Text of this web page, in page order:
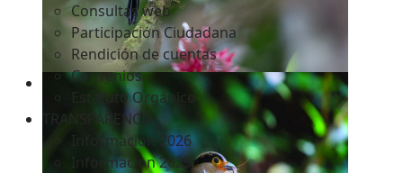
Consultas web
Participación Ciudadana
Rendición de cuentas
Convenios
Estatuto Orgánico
TRANSPARENCIA
Informacion 2026
Informacion 2025